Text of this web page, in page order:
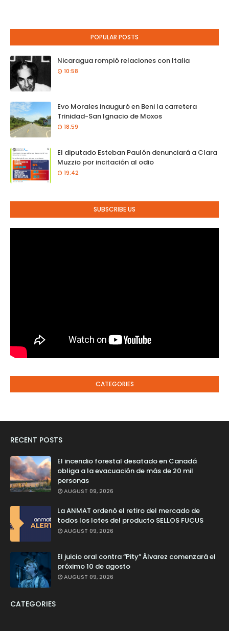
POPULAR POSTS
Nicaragua rompió relaciones con Italia
10:58
Evo Morales inauguró en Beni la carretera
Trinidad-San Ignacio de Moxos
18:59
El diputado Esteban Paulón denunciará a Clara
Muzzio por incitación al odio
19:42
SUBSCRIBE US
CATEGORIES
RECENT POSTS
El incendio forestal desatado en Canadá
obliga a la evacuación de más de 20 mil
personas
AUGUST 09, 2026
La ANMAT ordenó el retiro del mercado de
todos los lotes del producto SELLOS FUCUS
AUGUST 09, 2026
El juicio oral contra “Pity” Álvarez comenzará el
próximo 10 de agosto
AUGUST 09, 2026
CATEGORIES